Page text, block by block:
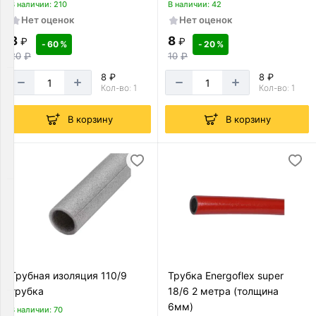
по
акции:
26
Счетчики
для
воды
Товаров
Арматура
для
радиаторов
Товаров
3
Фильтры
В наличии: 210
Нет оценок
8 ₽
20 ₽
- 60 %
8 ₽
Кол-во: 1
В корзину
В наличии: 42
Нет оценок
8 ₽
10 ₽
- 20 %
8 ₽
Кол-во: 1
В корзину
Трубная изоляция 110/9
трубка
В наличии: 70
Трубка Energoflex super
18/6 2 метра (толщина
6мм)